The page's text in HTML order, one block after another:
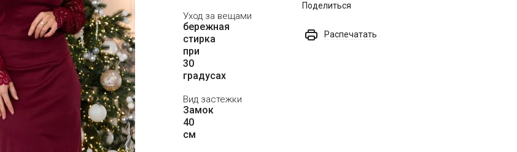
Уход за вещами
бережная
стирка
при
30
градусах
Вид застежки
Замок
40
см
Поделиться
Распечатать